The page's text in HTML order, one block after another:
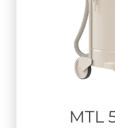
MTL